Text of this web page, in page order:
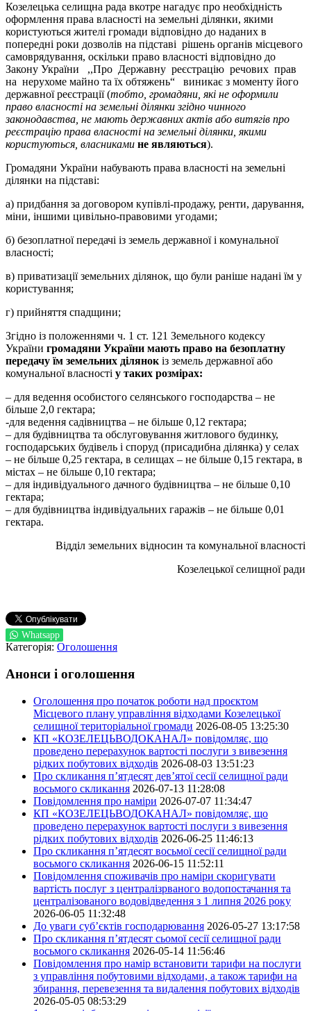
Козелецька селищна рада вкотре нагадує про необхідність
оформлення права власності на земельні ділянки, якими
користуються жителі громади відповідно до наданих в
попередні роки дозволів на підставі рішень органів місцевого
самоврядування, оскільки право власності відповідно до
Закону України ,,Про Державну реєстрацію речових прав
на нерухоме майно та їх обтяжень“ виникає з моменту його
державної реєстрації (тобто, громадяни які не оформили
право власності на земельні ділянки згідно чинного
законодавства, не мають державних актів або витягів про
реєстрацію права власності на земельні ділянки якими
користуються, власниками не являються).
Громадяни України набувають права власності на земельні
ділянки на підставі:
а) придбання за договором купівлі-продажу, ренти, дарування,
міни, іншими цивільно-правовими угодами;
б) безоплатної передачі із земель державної і комунальної
власності;
в) приватизації земельних ділянок, що були раніше надані їм у
користування;
г) прийняття спадщини;
Згідно із положеннями ч. 1 ст. 121 Земельного кодексу
України громадяни України мають право на безоплатну
передачу їм земельних ділянок із земель державної або
комунальної власності у таких розмірах:
– для ведення особистого селянського господарства – не
більше 2,0 гектара;
-для ведення садівництва – не більше 0,12 гектара;
– для будівництва та обслуговування житлового будинку,
господарських будівель і споруд (присадибна ділянка) у селах
– не більше 0,25 гектара, в селищах – не більше 0,15 гектара, в
містах – не більше 0,10 гектара;
– для індивідуального дачного будівництва – не більше 0,10
гектара;
– для будівництва індивідуальних гаражів – не більше 0,01
гектара.
Відділ земельних відносин та комунальної власності
Козелецької селищної ради
Whatsapp
Категорія: Оголошення
Анонси і оголошення
Оголошення про початок роботи над проєктом
Місцевого плану управління відходами Козелецької
селищної територіальної громади 2026-08-05 13:25:30
КП «КОЗЕЛЕЦЬВОДОКАНАЛ» повідомляє, що
проведено перерахунок вартості послуги з вивезення
рідких побутових відходів 2026-08-03 13:51:23
Про скликання п’ятдесят дев’ятої сесії селищної ради
восьмого скликання 2026-07-13 11:28:08
Повідомлення про наміри 2026-07-07 11:34:47
КП «КОЗЕЛЕЦЬВОДОКАНАЛ» повідомляє, що
проведено перерахунок вартості послуги з вивезення
рідких побутових відходів 2026-06-25 11:46:13
Про скликання п’ятдесят восьмої сесії селищної ради
восьмого скликання 2026-06-15 11:52:11
Повідомлення споживачів про наміри скоригувати
вартість послуг з централізрваного водопостачання та
централізованого водовідведення з 1 липня 2026 року
2026-06-05 11:32:48
До уваги суб’єктів господарювання 2026-05-27 13:17:58
Про скликання п’ятдесят сьомої сесії селищної ради
восьмого скликання 2026-05-14 11:56:46
Повідомлення про намір встановити тарифи на послуги
з управління побутовими відходами, а також тарифи на
збирання, перевезення та видалення побутових відходів
2026-05-05 08:53:29